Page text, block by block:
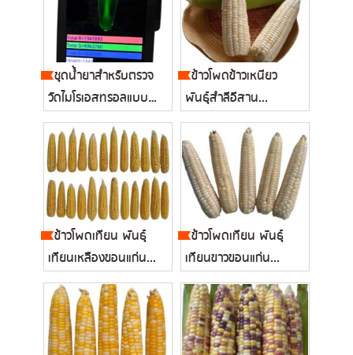
ชุดน้ำยาสำหรับตรวจ
วัดไมโรเอสทรอลแบบ
ใหม่...
ข้าวโพดข้าวเหนียว
พันธุ์สำลีอีสาน...
ข้าวโพดเทียน พันธุ์
เทียนเหลืองขอนแก่น...
ข้าวโพดเทียน พันธุ์
เทียนขาวขอนแก่น...